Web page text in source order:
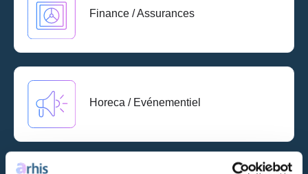
Finance / Assurances
Horeca / Evénementiel